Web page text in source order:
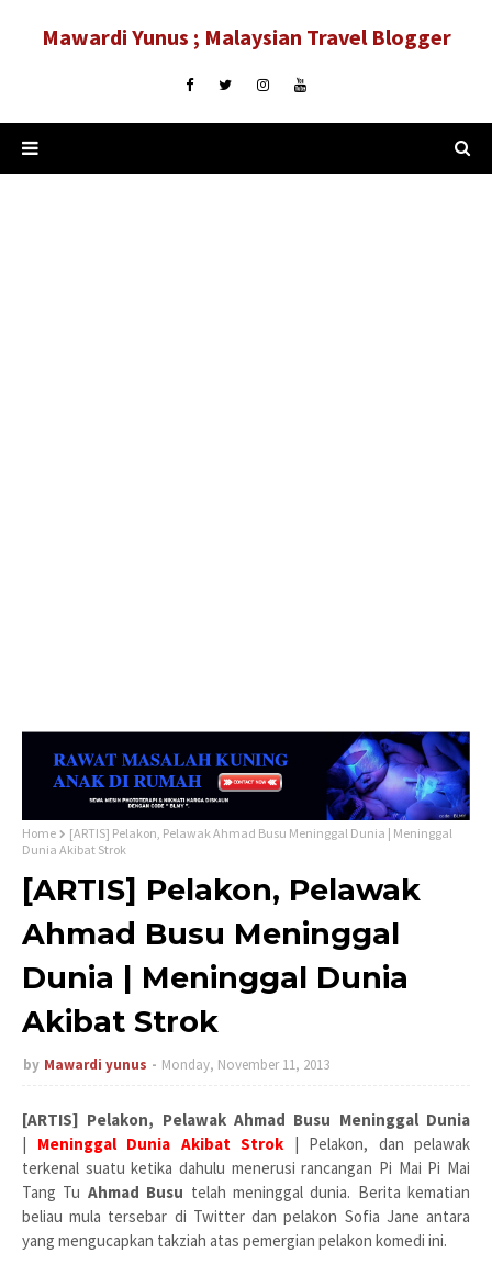
Mawardi Yunus ; Malaysian Travel Blogger
Home
[ARTIS] Pelakon, Pelawak Ahmad Busu Meninggal Dunia | Meninggal
Dunia Akibat Strok
[ARTIS] Pelakon, Pelawak
Ahmad Busu Meninggal
Dunia | Meninggal Dunia
Akibat Strok
by Mawardi yunus Monday, November 11, 2013
[ARTIS] Pelakon, Pelawak Ahmad Busu Meninggal Dunia
| Meninggal Dunia Akibat Strok | Pelakon, dan pelawak
terkenal suatu ketika dahulu menerusi rancangan Pi Mai Pi Mai
Tang Tu Ahmad Busu telah meninggal dunia. Berita kematian
beliau mula tersebar di Twitter dan pelakon Sofia Jane antara
yang mengucapkan takziah atas pemergian pelakon komedi ini.